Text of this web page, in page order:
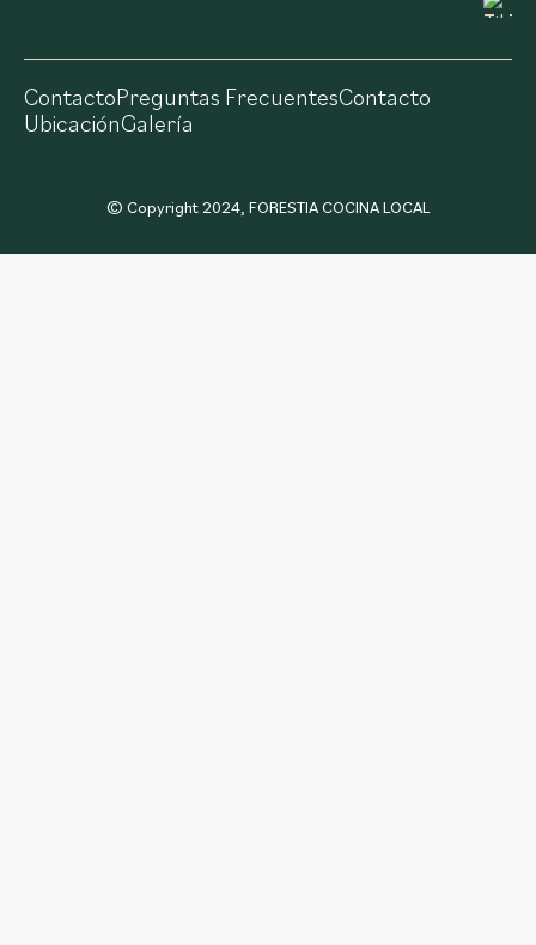
ContactoPreguntas FrecuentesContacto
UbicaciónGalería
© Copyright 2024, FORESTIA COCINA LOCAL